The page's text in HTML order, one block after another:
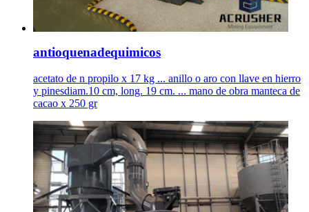
antioquenadequimicos
acetato de n propilo x 17 kg ... anillo o aro con llave en hierro
y pinesdiam.10 cm, long. 19 cm. ... mano de obra manteca de
cacao x 250 gr